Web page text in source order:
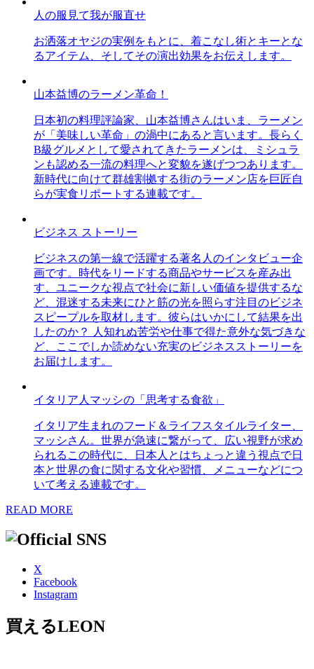
人の服見て我が服直せ
お洒落オヤジの実例をもとに、着こなし術とキーとな
るアイテム、そしてその演出効果をお伝えします。
山本益博のラーメン革命！
日本初の料理評論家、山本益博さんはいま、ラーメン
が「美味しい革命」の渦中にあると言います。長らく
B級グルメとして愛されてきたラーメンは、ミシュラ
ンも認める一流の料理へと変貌を遂げつつあります。
新時代に向けて群雄割拠する街のラーメン店を巨匠自
らが実食リポートする連載です。
ビジネス ストーリー
ビジネスの第一線で活躍する著名人のインタビュー企
画です。時代をリードする商品やサービスを産み出
す、ユニークな視点で社会に新しい価値を提供するな
ど、混迷する未来にひと筋の光を照らす注目のビジネ
スピープルを取材します。彼らはいかにして結果を出
したのか？ 人知れぬ苦労や仕事で得た意外な気づきな
ど、ここでしか読めない充実のビジネスストーリーを
お届けします。
イタリア人マッシの「思考する食欲」
イタリア生まれのフード＆ライフスタイルライター、
マッシさん。世界が急速に繋がって、広い視野が求め
られるこの時代に、日本人とはちょっと違う視点で日
本と世界の食に関する文化や習慣、メニューなどにつ
いて考える連載です。
READ MORE
X
Facebook
Instagram
買えるLEON